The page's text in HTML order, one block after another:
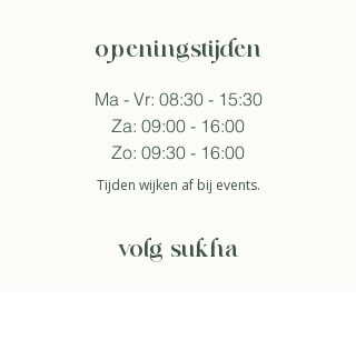
openingstijden
Ma - Vr: 08:30 - 15:30
Za: 09:00 - 16:00
Zo: 09:30 - 16:00
Tijden wijken af bij events.
volg sukha